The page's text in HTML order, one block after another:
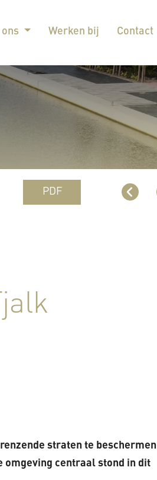
ons Werken bij Contact
PDF
straten te beschermen
omgeving centraal stond in dit